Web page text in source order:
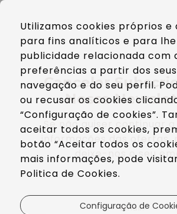
Cancelar
Nossa
Se não quiser continuar a
informações das ofertas,
deixe-nos o seu
Email:
Utilizamos cookies próprios
para fins analíticos e para
publicidade relacionada com
preferências a partir dos
navegação e do seu perfil.
ou recusar os cookies
“Configuração de cookies”.
aceitar todos os cookies,
botão “Aceitar todos os
mais informações, pode
Politica de Cookies.
Configuração de